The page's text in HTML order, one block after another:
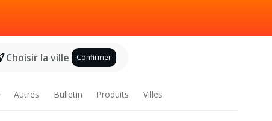
Choisir la ville Confirmer
Autres Bulletin Produits Villes